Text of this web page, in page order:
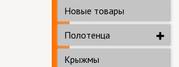
Новые товары
Полотенца
Крыжмы